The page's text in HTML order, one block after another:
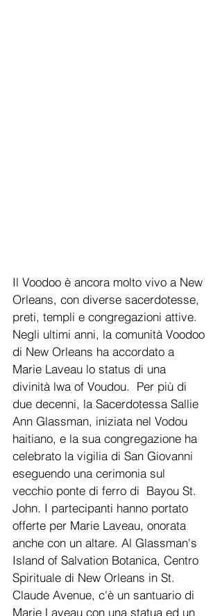
Il Voodoo è ancora molto vivo a New
Orleans, con diverse sacerdotesse,
preti, templi e congregazioni attive.
Negli ultimi anni, la comunità Voodoo
di New Orleans ha accordato a
Marie Laveau lo status di una
divinità lwa of Voudou.  Per più di
due decenni, la Sacerdotessa Sallie
Ann Glassman, iniziata nel Vodou
haitiano, e la sua congregazione ha
celebrato la vigilia di San Giovanni
eseguendo una cerimonia sul
vecchio ponte di ferro di  Bayou St.
John. I partecipanti hanno portato
offerte per Marie Laveau, onorata
anche con un altare. Al Glassman's
Island of Salvation Botanica, Centro
Spirituale di New Orleans in St.
Claude Avenue, c'è un santuario di
Marie Laveau con una statua ed un